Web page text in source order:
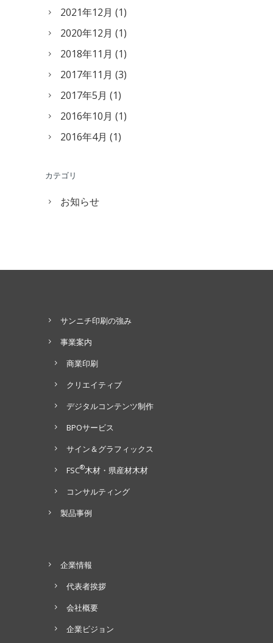
2021年12月 (1)
2020年12月 (1)
2018年11月 (1)
2017年11月 (3)
2017年5月 (1)
2016年10月 (1)
2016年4月 (1)
カテゴリ
お知らせ
サンニチ印刷の強み
事業案内
商業印刷
クリエイティブ
デジタルコンテンツ制作
BPOサービス
サイン＆グラフィックス
FSC®木材・県産材木材
コンサルティング
製品事例
企業情報
代表者挨拶
会社概要
企業ビジョン